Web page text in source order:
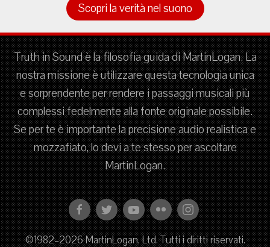
Scopri la verità nel suono
Truth in Sound è la filosofia guida di MartinLogan. La
nostra missione è utilizzare questa tecnologia unica
e sorprendente per rendere i passaggi musicali più
complessi fedelmente alla fonte originale possibile.
Se per te è importante la precisione audio realistica e
mozzafiato, lo devi a te stesso per ascoltare
MartinLogan.
©1982–2026 MartinLogan, Ltd. Tutti i diritti riservati.